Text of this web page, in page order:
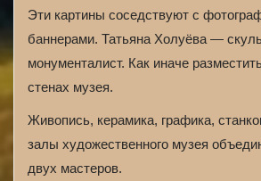
Эти картины соседствуют с
баннерами. Татьяна Холуёва —
монументалист. Как иначе
стенах музея.
Живопись, керамика, графика,
залы художественного музея
двух мастеров.